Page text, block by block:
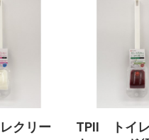
クリー
TPII トイ